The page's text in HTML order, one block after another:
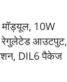
मॉड्यूल, 10W
आउटपुट,
DIL6 पैकेज